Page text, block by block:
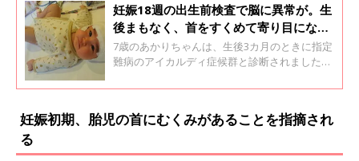
妊娠18週の出生前検査で脳に異常が。生
後まもなく、首をすくめて寄り目になる
病気のサインが出始めて･･･【アイカル
ディ症候群体験談】
7歳のあかりちゃんは、生後3カ月のときに指定
難病のアイカルディ症候群と診断されました。
は国内では100人前後と推測。原因は不明です
のますみさんに、あかりちゃんに異常が見つか
れたときのことについて聞きました。2回イン
妊娠初期、胎児の首にむくみがあることを指摘され
る